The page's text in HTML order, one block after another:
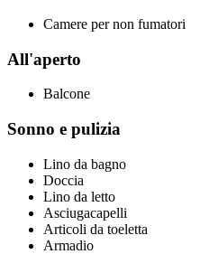
Camere per non fumatori
All'aperto
Balcone
Sonno e pulizia
Lino da bagno
Doccia
Lino da letto
Asciugacapelli
Articoli da toeletta
Armadio